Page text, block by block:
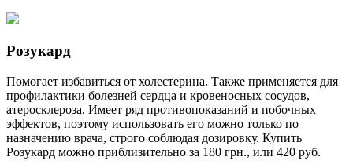
Розукард
Помогает избавиться от холестерина. Также применяется для
профилактики болезней сердца и кровеносных сосудов,
атеросклероза. Имеет ряд противопоказаний и побочных
эффектов, поэтому использовать его можно только по
назначению врача, строго соблюдая дозировку. Купить
Розукард можно приблизительно за 180 грн., или 420 руб.